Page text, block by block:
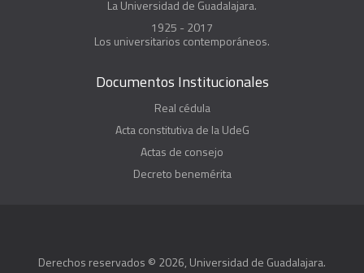
La Universidad de Guadalajara.
1925 - 2017
Los universitarios contemporáneos.
Documentos Institucionales
Real cédula
Acta constitutiva de la UdeG
Actas de consejo
Decreto benemérita
Derechos reservados © 2026, Universidad de Guadalajara.